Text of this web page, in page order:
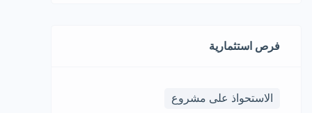
فرص استثمارية
الاستحواذ على مشروع